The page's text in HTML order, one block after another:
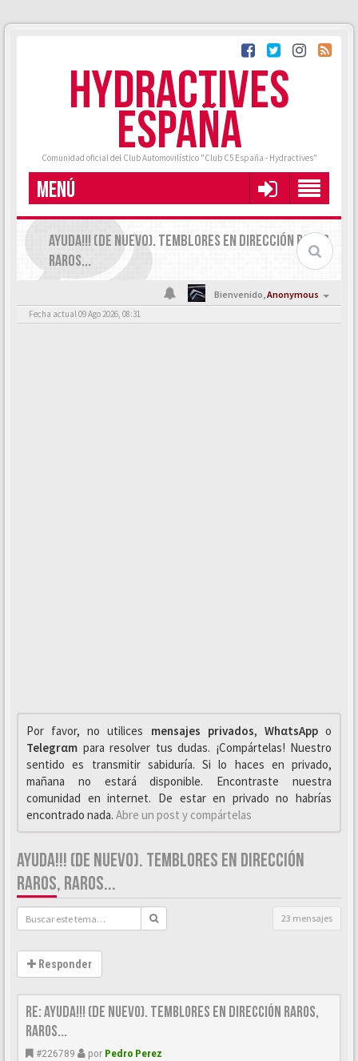
HYDRACTIVES
ESPAÑA
Comunidad oficial del Club Automovilístico "Club C5 España - Hydractives"
MENÚ
AYUDA!!! (DE NUEVO). TEMBLORES EN DIRECCIÓN RAROS,
RAROS...
Bienvenido,Anonymous
Fecha actual 09 Ago 2026, 08:31
Por favor, no utilices mensajes privados, WhαtsAppo
Telegrαm para resolver tus dudas. ¡Compártelas! Nuestro
sentido es transmitir sabiduría. Si lo haces en privado,
mañana no estará disponible. Encontraste nuestra
comunidad en internet. De estar en privado no habrías
encontrado nada. Abre un post y compártelas
AYUDA!!! (DE NUEVO). TEMBLORES EN DIRECCIÓN
RAROS, RAROS...
23 mensajes
Responder
Re: Ayuda!!! (de nuevo). Temblores en dirección raros,
raros...
#226789 por Pedro Perez